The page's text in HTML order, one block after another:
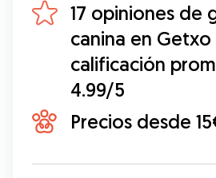
17 opiniones de
canina en Getxo
calificación
4.99/5
Precios desde